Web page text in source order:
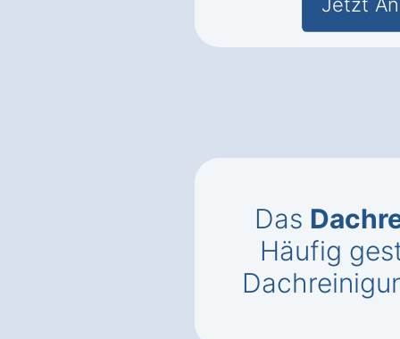
Das
Häufig